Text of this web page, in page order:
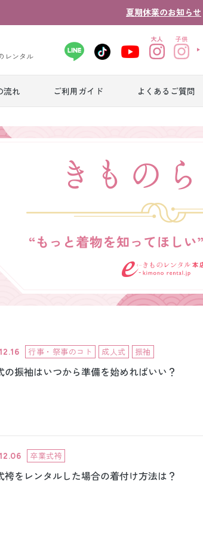
夏期休業のお知らせ
レンタル
流れ ご利用ガイド よくあるご質問
ル
ジュニア着物レ
ジュニア
ンタル
男性礼装レンタ
スーツレン
行事・祭事のコト 成人式 振袖
の振袖はいつから準備を始めればいい？
卒業式袴
袴をレンタルした場合の着付け方法は？